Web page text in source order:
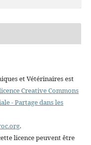
et Vétérinaires est
Creative Commons
- Partage dans les
.
licence peuvent être